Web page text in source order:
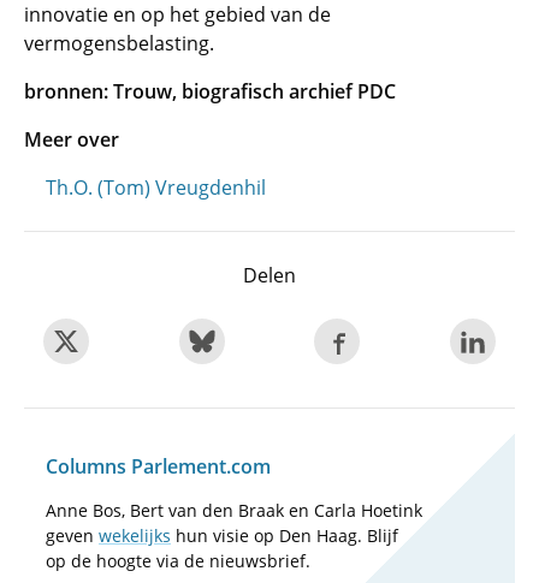
innovatie en op het gebied van de
vermogensbelasting.
bronnen: Trouw, biografisch archief PDC
Meer over
Th.O. (Tom) Vreugdenhil
Delen
Columns Parlement.com
Anne Bos, Bert van den Braak en Carla Hoetink
geven wekelijks hun visie op Den Haag. Blijf
op de hoogte via de nieuwsbrief.